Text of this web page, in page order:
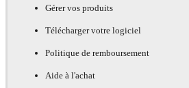
Gérer vos produits
Télécharger votre logiciel
Politique de remboursement
Aide à l'achat